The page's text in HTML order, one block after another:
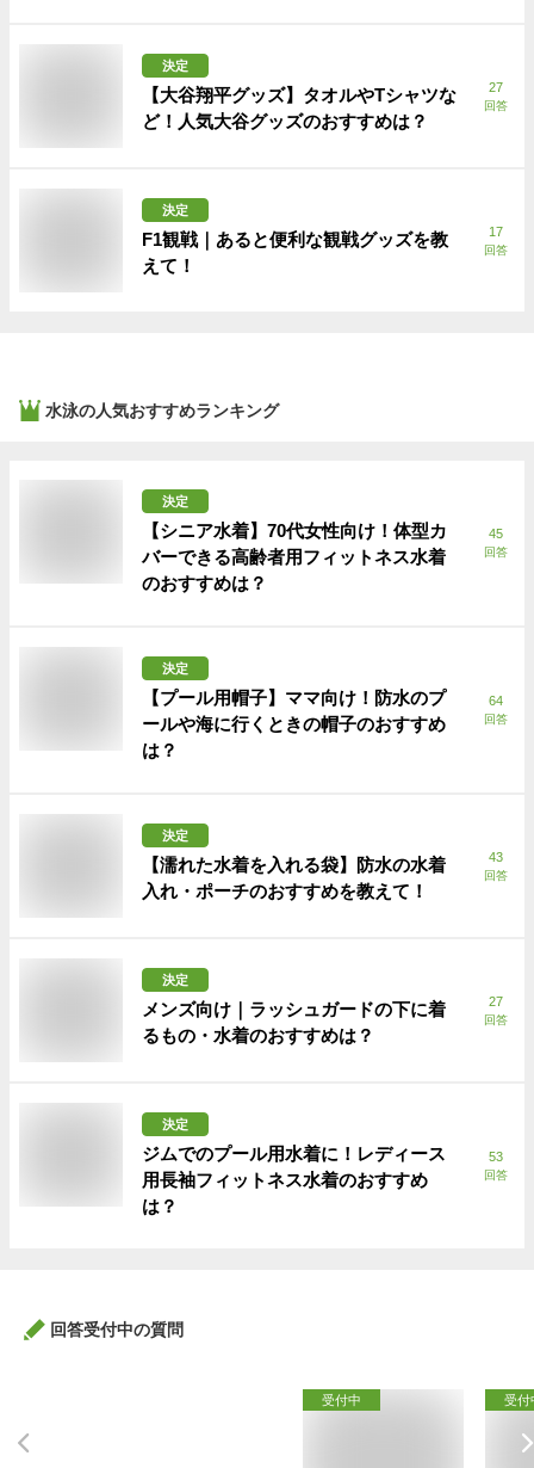
決定
【大谷翔平グッズ】タオルやTシャツな
ど！人気大谷グッズのおすすめは？
27
回答
決定
F1観戦｜あると便利な観戦グッズを教
えて！
17
回答
水泳の人気おすすめランキング
決定
【シニア水着】70代女性向け！体型カ
バーできる高齢者用フィットネス水着
のおすすめは？
45
回答
決定
【プール用帽子】ママ向け！防水のプ
ールや海に行くときの帽子のおすすめ
は？
64
回答
決定
【濡れた水着を入れる袋】防水の水着
入れ・ポーチのおすすめを教えて！
43
回答
決定
メンズ向け｜ラッシュガードの下に着
るもの・水着のおすすめは？
27
回答
決定
ジムでのプール用水着に！レディース
用長袖フィットネス水着のおすすめ
は？
53
回答
回答受付中の質問
受付中 受付